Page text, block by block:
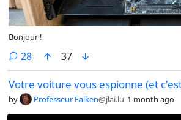
Bonjour !
28comments
37
Votre voiture vous espionne (et
by Professeur Falken@jlai.lu 1 month ago